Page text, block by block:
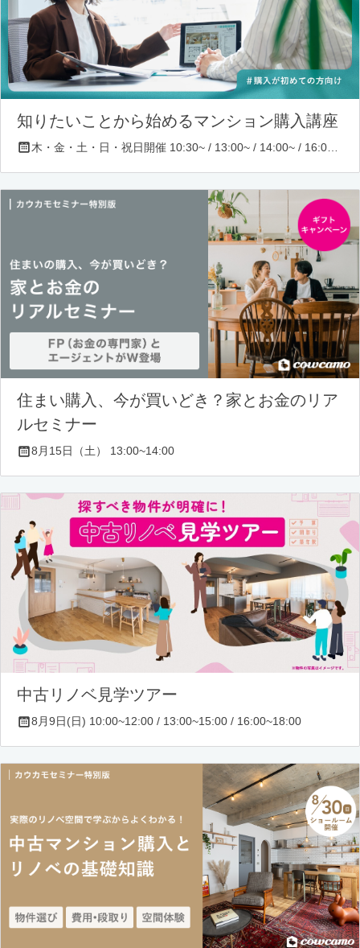
知りたいことから始めるマンション購入講座
住まい購入、今が買いどき？家とお金のリア
ルセミナー
8月15日（土） 13:00~14:00
中古リノベ見学ツアー
8月9日(日) 10:00~12:00 / 13:00~15:00 / 16:00~18:00